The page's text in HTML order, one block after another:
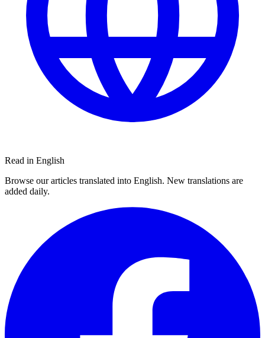
Read in English
Browse our articles translated into English. New translations are
added daily.